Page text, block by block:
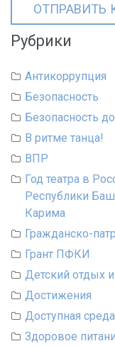
Рубрики
Антикоррупция
Безопасность
Безопасность
В ритме танца!
ВПР
Год театра в
Республики
Карима
Гражданско-
Грант ПФКИ
Детский отдых
Достижения
Доступная среда
Здоровое